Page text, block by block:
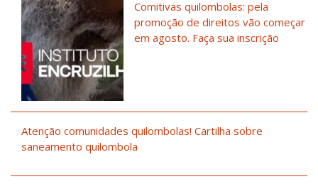
Comitivas quilombolas: pela
promoção de direitos vão começar
em agosto. Faça sua inscrição
Atenção comunidades quilombolas! Cartilha sobre
saneamento quilombola